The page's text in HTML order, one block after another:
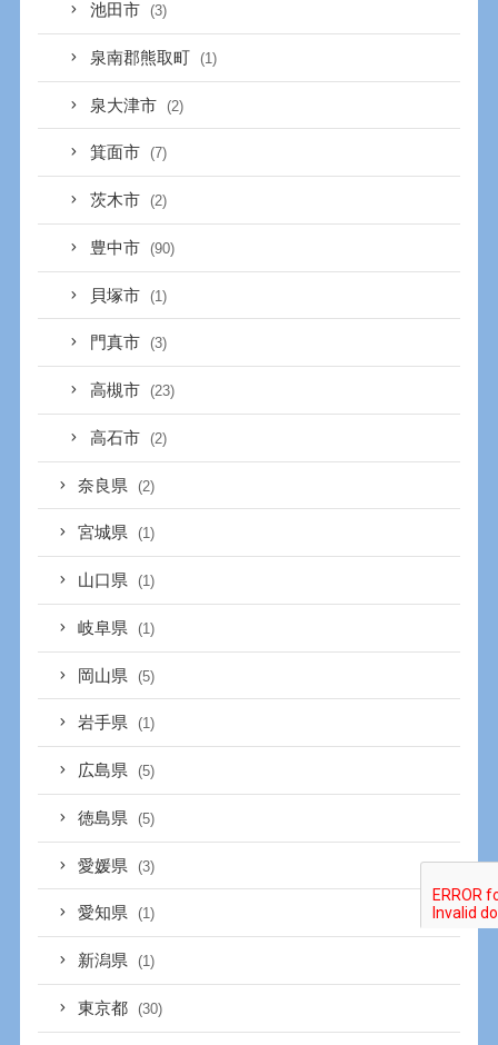
池田市 (3)
泉南郡熊取町 (1)
泉大津市 (2)
箕面市 (7)
茨木市 (2)
豊中市 (90)
貝塚市 (1)
門真市 (3)
高槻市 (23)
高石市 (2)
奈良県 (2)
宮城県 (1)
山口県 (1)
岐阜県 (1)
岡山県 (5)
岩手県 (1)
広島県 (5)
徳島県 (5)
愛媛県 (3)
愛知県 (1)
新潟県 (1)
東京都 (30)